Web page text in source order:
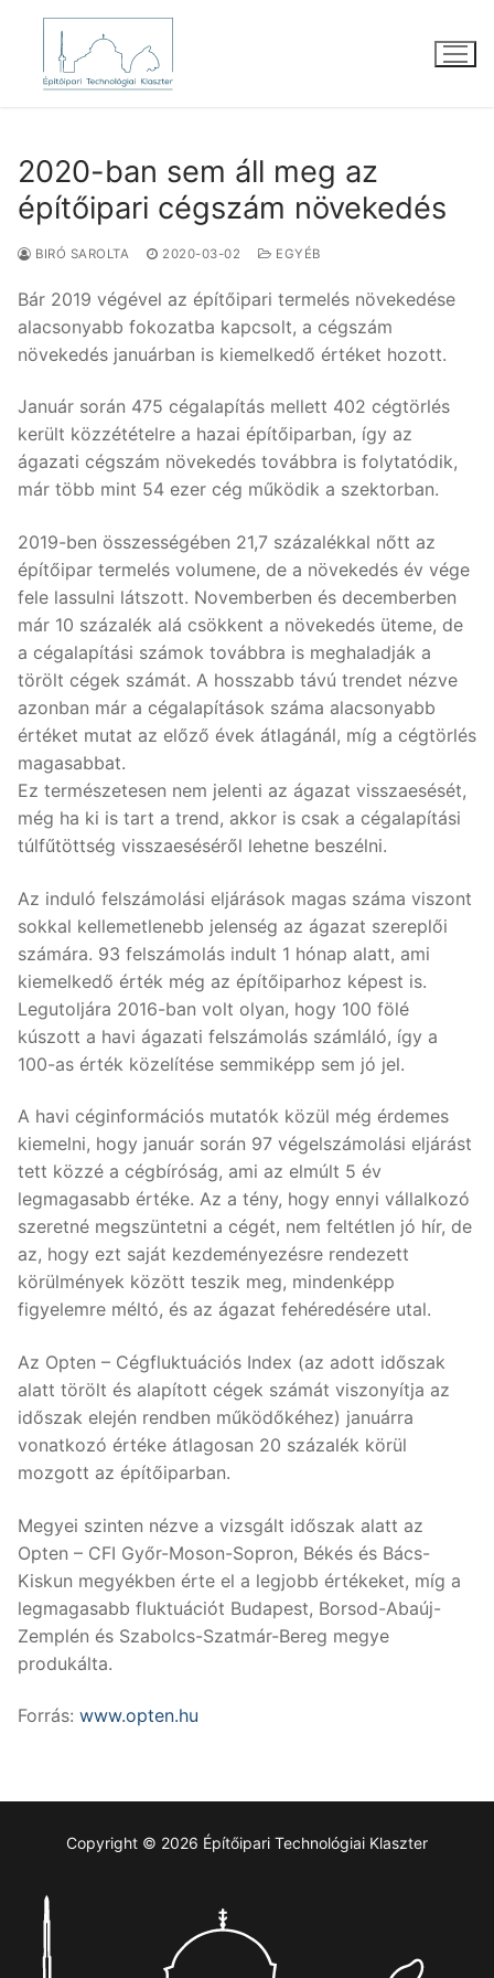
Ugrás
tartalomra
2020-ban sem áll meg az
építőipari cégszám növekedés
BIRÓ SAROLTA 2020-03-02 EGYÉB
Bár 2019 végével az építőipari termelés növekedése
alacsonyabb fokozatba kapcsolt, a cégszám
növekedés januárban is kiemelkedő értéket hozott.
Január során 475 cégalapítás mellett 402 cégtörlés
került közzétételre a hazai építőiparban, így az
ágazati cégszám növekedés továbbra is folytatódik,
már több mint 54 ezer cég működik a szektorban.
2019-ben összességében 21,7 százalékkal nőtt az
építőipar termelés volumene, de a növekedés év vége
fele lassulni látszott. Novemberben és decemberben
már 10 százalék alá csökkent a növekedés üteme, de
a cégalapítási számok továbbra is meghaladják a
törölt cégek számát. A hosszabb távú trendet nézve
azonban már a cégalapítások száma alacsonyabb
értéket mutat az előző évek átlagánál, míg a cégtörlés
magasabbat.
Ez természetesen nem jelenti az ágazat visszaesését,
még ha ki is tart a trend, akkor is csak a cégalapítási
túlfűtöttség visszaeséséről lehetne beszélni.
Az induló felszámolási eljárások magas száma viszont
sokkal kellemetlenebb jelenség az ágazat szereplői
számára. 93 felszámolás indult 1 hónap alatt, ami
kiemelkedő érték még az építőiparhoz képest is.
Legutoljára 2016-ban volt olyan, hogy 100 fölé
kúszott a havi ágazati felszámolás számláló, így a
100-as érték közelítése semmiképp sem jó jel.
A havi céginformációs mutatók közül még érdemes
kiemelni, hogy január során 97 végelszámolási eljárást
tett közzé a cégbíróság, ami az elmúlt 5 év
legmagasabb értéke. Az a tény, hogy ennyi vállalkozó
szeretné megszüntetni a cégét, nem feltétlen jó hír, de
az, hogy ezt saját kezdeményezésre rendezett
körülmények között teszik meg, mindenképp
figyelemre méltó, és az ágazat fehéredésére utal.
Az Opten – Cégfluktuációs Index (az adott időszak
alatt törölt és alapított cégek számát viszonyítja az
időszak elején rendben működőkéhez) januárra
vonatkozó értéke átlagosan 20 százalék körül
mozgott az építőiparban.
Megyei szinten nézve a vizsgált időszak alatt az
Opten – CFI Győr-Moson-Sopron, Békés és Bács-
Kiskun megyékben érte el a legjobb értékeket, míg a
legmagasabb fluktuációt Budapest, Borsod-Abaúj-
Zemplén és Szabolcs-Szatmár-Bereg megye
produkálta.
Forrás: www.opten.hu
Copyright © 2026 Építőipari Technológiai Klaszter